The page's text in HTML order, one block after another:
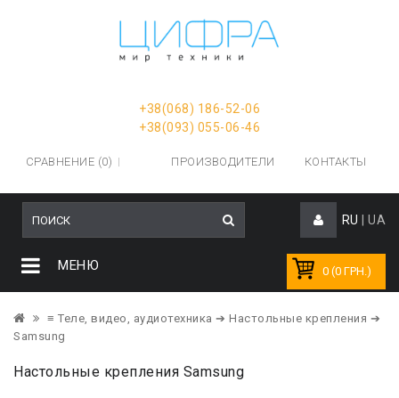
+38(068) 186-52-06
+38(093) 055-06-46
СРАВНЕНИЕ (0) ПРОИЗВОДИТЕЛИ КОНТАКТЫ
RU UA
0 (0 ГРН.)
МЕНЮ
≡ Теле, видео, аудиотехника ➔ Настольные крепления ➔
Samsung
Настольные крепления Samsung